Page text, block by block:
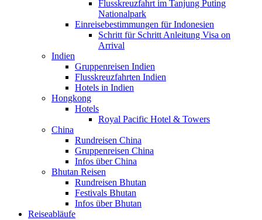
Flusskreuzfahrt im Tanjung Puting
Nationalpark
Einreisebestimmungen für Indonesien
Schritt für Schritt Anleitung Visa on
Arrival
Indien
Gruppenreisen Indien
Flusskreuzfahrten Indien
Hotels in Indien
Hongkong
Hotels
Royal Pacific Hotel & Towers
China
Rundreisen China
Gruppenreisen China
Infos über China
Bhutan Reisen
Rundreisen Bhutan
Festivals Bhutan
Infos über Bhutan
Reiseabläufe